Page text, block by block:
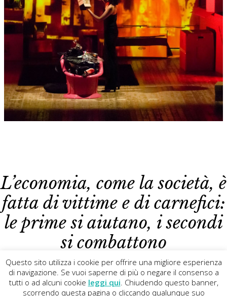
Tiziana Di Masi
L’economia, come la società, è
fatta di vittime e di carnefici:
le prime si aiutano, i secondi
si combattono
Copyright© 2013 - 2026La Piccionaia · All Rights Reserved
Questo sito utilizza i cookie per offrire una migliore esperienza
di navigazione. Se vuoi saperne di più o negare il consenso a
tutti o ad alcuni cookie leggi qui. Chiudendo questo banner,
scorrendo questa pagina o cliccando qualunque suo